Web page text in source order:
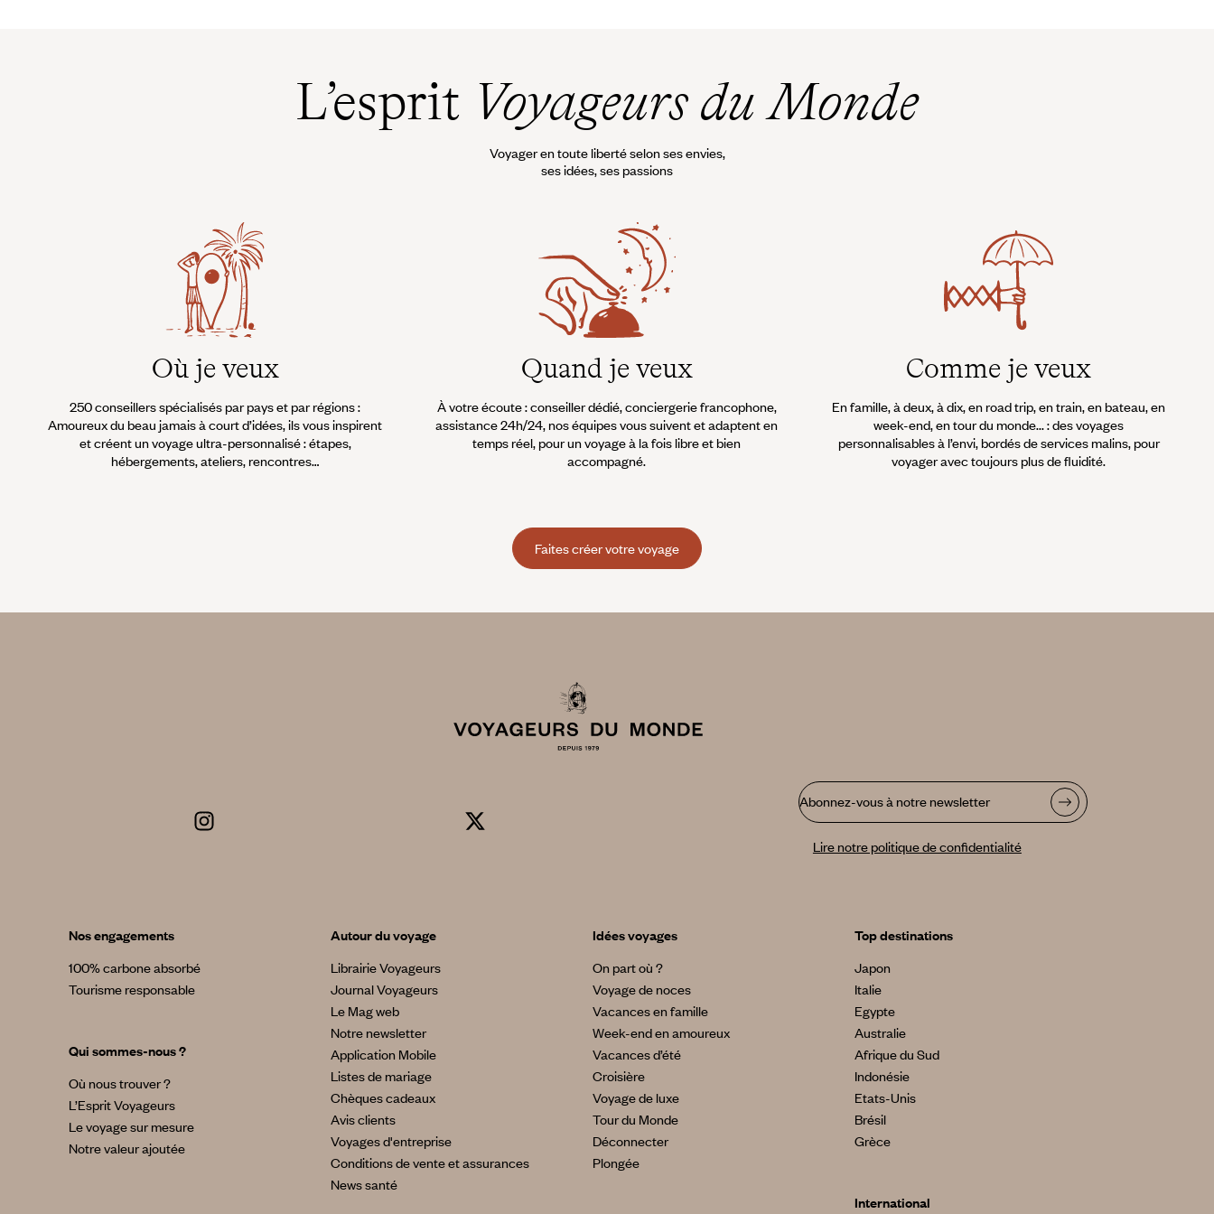
Zélande. Une merveilleuse option,
différente de la Polynésie, facile à
combiner avec ces deux grands
L’esprit Voyageurs du Monde
Voyager en toute liberté selon ses envies,
ses idées, ses passions
Où je veux
250 conseillers spécialisés par pays et par régions :
Amoureux du beau jamais à court d’idées, ils vous inspirent
et créent un voyage ultra-personnalisé : étapes,
hébergements, ateliers, rencontres…
Quand je veux
À votre écoute : conseiller dédié, conciergerie francophone,
assistance 24h/24, nos équipes vous suivent et adaptent en
temps réel, pour un voyage à la fois libre et bien
accompagné.
Comme je veux
En famille, à deux, à dix, en road trip, en train, en bateau, en
week-end, en tour du monde... : des voyages
personnalisables à l’envi, bordés de services malins, pour
voyager avec toujours plus de fluidité.
Faites créer votre voyage
Abonnez-vous à notre newsletter
Lire notre politique de confidentialité
Nos engagements
100% carbone absorbé
Tourisme responsable
Qui sommes-nous ?
Où nous trouver ?
L’Esprit Voyageurs
Le voyage sur mesure
Notre valeur ajoutée
Autour du voyage
Librairie Voyageurs
Journal Voyageurs
Le Mag web
Notre newsletter
Application Mobile
Listes de mariage
Chèques cadeaux
Avis clients
Voyages d'entreprise
Conditions de vente et assurances
News santé
Idées voyages
On part où ?
Voyage de noces
Vacances en famille
Week-end en amoureux
Vacances d’été
Croisière
Voyage de luxe
Tour du Monde
Déconnecter
Plongée
Top destinations
Japon
Italie
Egypte
Australie
Afrique du Sud
Indonésie
Etats-Unis
Brésil
Grèce
International